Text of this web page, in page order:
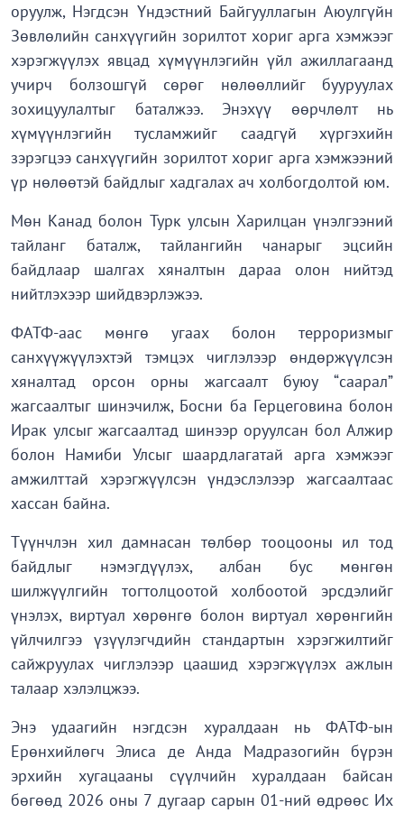
оруулж, Нэгдсэн Үндэстний Байгууллагын Аюулгүйн
Зөвлөлийн санхүүгийн зорилтот хориг арга хэмжээг
хэрэгжүүлэх явцад хүмүүнлэгийн үйл ажиллагаанд
учирч болзошгүй сөрөг нөлөөллийг бууруулах
зохицуулалтыг баталжээ. Энэхүү өөрчлөлт нь
хүмүүнлэгийн тусламжийг саадгүй хүргэхийн
зэрэгцээ санхүүгийн зорилтот хориг арга хэмжээний
үр нөлөөтэй байдлыг хадгалах ач холбогдолтой юм.
Мөн Канад болон Турк улсын Харилцан үнэлгээний
тайланг баталж, тайлангийн чанарыг эцсийн
байдлаар шалгах хяналтын дараа олон нийтэд
нийтлэхээр шийдвэрлэжээ.
ФАТФ-аас мөнгө угаах болон терроризмыг
санхүүжүүлэхтэй тэмцэх чиглэлээр өндөржүүлсэн
хяналтад орсон орны жагсаалт буюу “саарал”
жагсаалтыг шинэчилж, Босни ба Герцеговина болон
Ирак улсыг жагсаалтад шинээр оруулсан бол Алжир
болон Намиби Улсыг шаардлагатай арга хэмжээг
амжилттай хэрэгжүүлсэн үндэслэлээр жагсаалтаас
хассан байна.
Түүнчлэн хил дамнасан төлбөр тооцооны ил тод
байдлыг нэмэгдүүлэх, албан бус мөнгөн
шилжүүлгийн тогтолцоотой холбоотой эрсдэлийг
үнэлэх, виртуал хөрөнгө болон виртуал хөрөнгийн
үйлчилгээ үзүүлэгчдийн стандартын хэрэгжилтийг
сайжруулах чиглэлээр цаашид хэрэгжүүлэх ажлын
талаар хэлэлцжээ.
Энэ удаагийн нэгдсэн хуралдаан нь ФАТФ-ын
Ерөнхийлөгч Элиса де Анда Мадразогийн бүрэн
эрхийн хугацааны сүүлчийн хуралдаан байсан
бөгөөд 2026 оны 7 дугаар сарын 01-ний өдрөөс Их